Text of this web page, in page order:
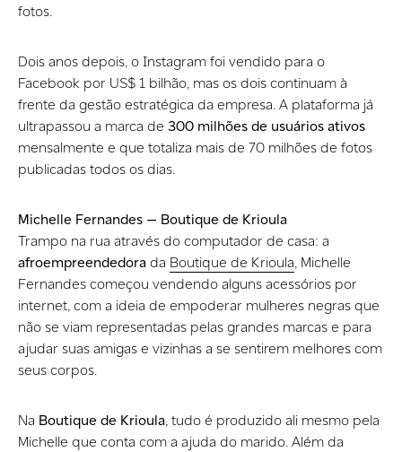
fotos.
Dois anos depois, o Instagram foi vendido para o
Facebook por US$ 1 bilhão, mas os dois continuam à
frente da gestão estratégica da empresa. A plataforma já
ultrapassou a marca de 300 milhões de usuários ativos
mensalmente e que totaliza mais de 70 milhões de fotos
publicadas todos os dias.
Michelle Fernandes — Boutique de Krioula
Trampo na rua através do computador de casa: a
afroempreendedorada Boutique de Krioula, Michelle
Fernandes começou vendendo alguns acessórios por
internet, com a ideia de empoderar mulheres negras que
não se viam representadas pelas grandes marcas e para
ajudar suas amigas e vizinhas a se sentirem melhores com
seus corpos.
Na Boutique de Krioula, tudo é produzido ali mesmo pela
Michelle que conta com a ajuda do marido. Além da